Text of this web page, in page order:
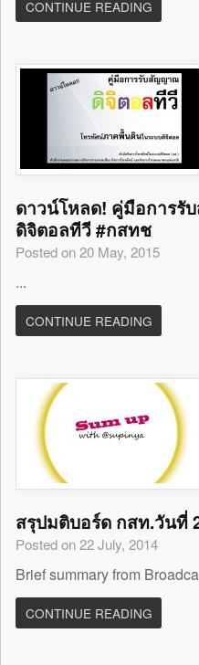
CONTINUE READING
ดาวน์โหลด! คู่มือการ
ดิจิตอลทีวี #กสทช
Posted on 20 May, 2015
...
CONTINUE READING
สรุปมติบอร์ด กสท.วันที่
Posted on 22 July, 2014
Brief summary from
CONTINUE READING